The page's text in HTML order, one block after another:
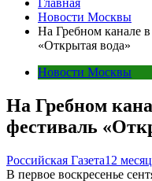
Главная
Новости Москвы
На Гребном канале
«Открытая вода»
Новости Москвы
На Гребном
фестиваль
Российская Газета12
В первое воскресенье